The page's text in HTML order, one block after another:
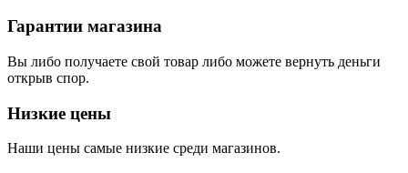
Гарантии магазина
Вы либо получаете свой товар либо можете вернуть деньги
открыв спор.
Низкие цены
Наши цены самые низкие среди магазинов.